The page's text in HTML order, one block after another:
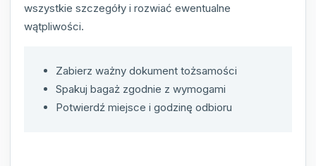
wszystkie szczegóły i rozwiać ewentualne
wątpliwości.
Zabierz ważny dokument tożsamości
Spakuj bagaż zgodnie z wymogami
Potwierdź miejsce i godzinę odbioru